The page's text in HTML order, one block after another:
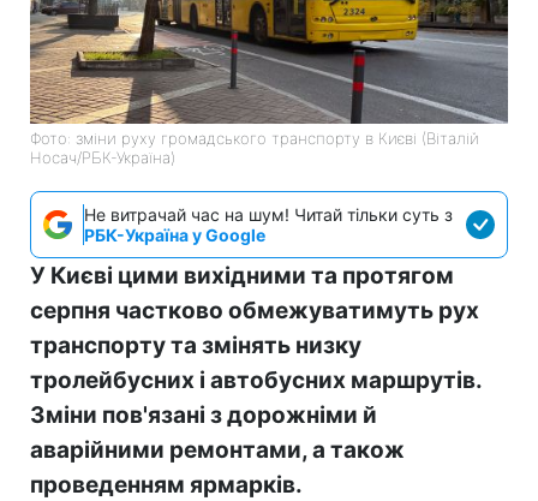
Фото: зміни руху громадського транспорту в Києві (Віталій
Носач/РБК-Україна)
Не витрачай час на шум! Читай тільки суть з
РБК-Україна у Google
У Києві цими вихідними та протягом
серпня частково обмежуватимуть рух
транспорту та змінять низку
тролейбусних і автобусних маршрутів.
Зміни пов'язані з дорожніми й
аварійними ремонтами, а також
проведенням ярмарків.